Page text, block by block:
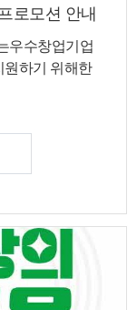
창 인
로모션 안내
우수창업기업
원하기 위해한